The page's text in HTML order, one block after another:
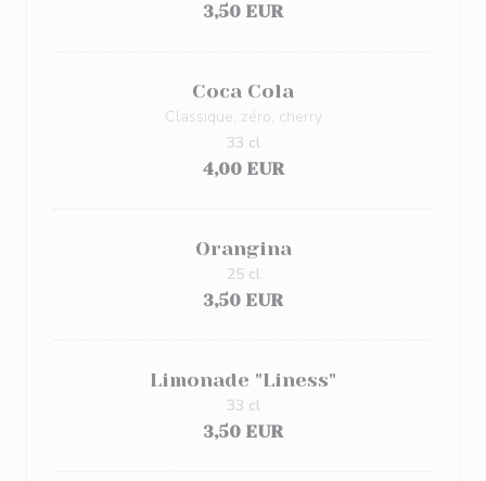
3,50 EUR
Coca Cola
Classique, zéro, cherry
4,00 EUR
33 cl
Orangina
3,50 EUR
25 cl
Limonade "Liness"
3,50 EUR
33 cl